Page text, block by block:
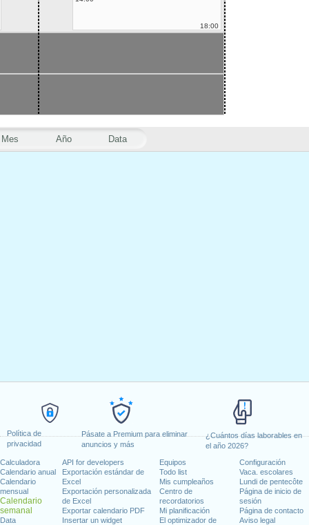
Política de
privacidad
Pásate a Premium para eliminar
anuncios y más
¿Cuántos días laborables en
el año 2026?
Calculadora
Calendario anual
Calendario
mensual
Calendario
semanal
Data
API for developers
Exportación estándar de
Excel
Exportación personalizada
de Excel
Exportar calendario PDF
Insertar un widget
Equipos
Todo list
Mis cumpleaños
Centro de
recordatorios
Mi planificación
El optimizador de
Configuración
Vaca. escolares
Lundi de pentecôte
Página de inicio de
sesión
Página de contacto
Aviso legal
Mes Año Data
18:00